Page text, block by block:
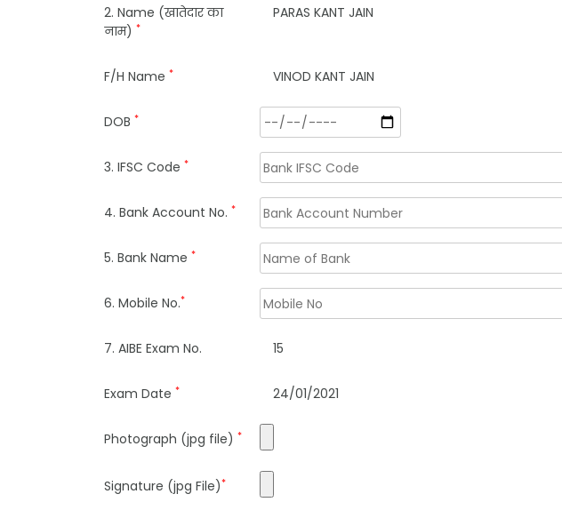
2. Name (खातेदार का
नाम) *
PARAS KANT JAIN
F/H Name * VINOD KANT JAIN
DOB *
3. IFSC Code *
4. Bank Account No. *
5. Bank Name *
6. Mobile No.*
7. AIBE Exam No. 15
Exam Date * 24/01/2021
Photograph (jpg file) *
Signature (jpg File)*